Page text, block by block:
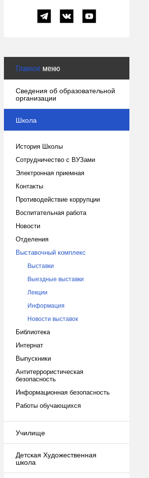
Главное меню
Сведения об образовательной
организации
Школа
История Школы
Сотрудничество с ВУЗами
Электронная приемная
Контакты
Противодействие коррупции
Воспитательная работа
Новости
Отделения
Выставочный комплекс
Выставки
Выездные выставки
Лекции
Информация
Новости выставок
Библиотека
Интернат
Выпускники
Антитеррористическая
безопасность
Информационная безопасность
Работы обучающихся
Училище
Детская Художественная
школа